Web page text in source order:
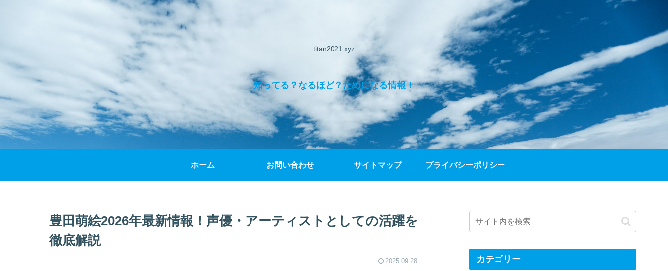
titan2021.xyz
知ってる？なるほど？ためになる情報！
ホーム お問い合わせ サイトマップ プライバシーポリシー
豊田萌絵2026年最新情報！声優・アーティストとしての活躍を
徹底解説
2025.09.28 カテゴリー